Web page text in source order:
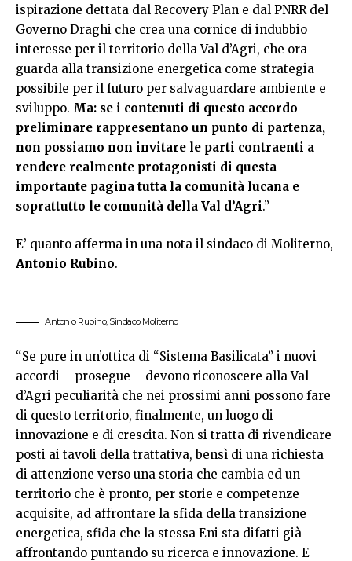
ispirazione dettata dal Recovery Plan e dal PNRR del
Governo Draghi che crea una cornice di indubbio
interesse per il territorio della Val d’Agri, che ora
guarda alla transizione energetica come strategia
possibile per il futuro per salvaguardare ambiente e
sviluppo. Ma: se i contenuti di questo accordo
preliminare rappresentano un punto di partenza,
non possiamo non invitare le parti contraenti a
rendere realmente protagonisti di questa
importante pagina tutta la comunità lucana e
soprattutto le comunità della Val d’Agri.”
E’ quanto afferma in una nota il sindaco di Moliterno,
Antonio Rubino.
Antonio Rubino, Sindaco Moliterno
“Se pure in un’ottica di “Sistema Basilicata” i nuovi
accordi – prosegue – devono riconoscere alla Val
d’Agri peculiarità che nei prossimi anni possono fare
di questo territorio, finalmente, un luogo di
innovazione e di crescita. Non si tratta di rivendicare
posti ai tavoli della trattativa, bensì di una richiesta
di attenzione verso una storia che cambia ed un
territorio che è pronto, per storie e competenze
acquisite, ad affrontare la sfida della transizione
energetica, sfida che la stessa Eni sta difatti già
affrontando puntando su ricerca e innovazione. E